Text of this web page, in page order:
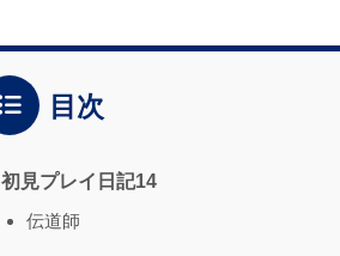
目次
初見プレイ日記14
伝道師